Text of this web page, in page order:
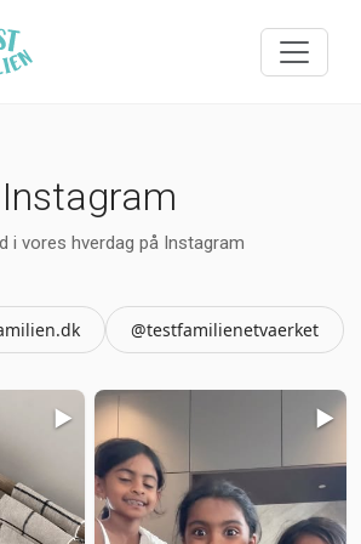
Instagram
i vores hverdag på Instagram
@testfamilienetvaerket
▶️ ▶️